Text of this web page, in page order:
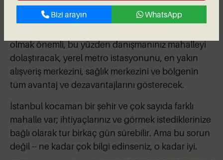
unutmayın.
olmak önemli, bu yüzden danışmanınız mahalleyi
dolaştıracak, yerel metro istasyonunu, en yakın
alışveriş merkezini, sağlık merkezini ve bölgenin
tüm avantaj ve dezavantajlarını gösterecek.
İstanbul kocaman bir şehir ve çok sayıda farklı
mahalle var; ihtiyaçlarınız ve görmek istediklerinize
bağlı olarak tur birkaç gün sürebilir. Ama bu sorun
değil -- ne kadar çok bilgi edinseniz, o kadar iyi.
Bizi arayın WhatsApp